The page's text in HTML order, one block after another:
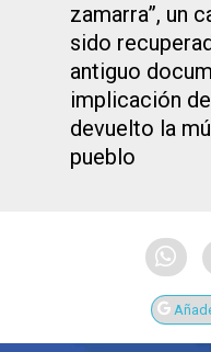
zamarra”, un
sido
antiguo
implicación
devuelto la
pueblo